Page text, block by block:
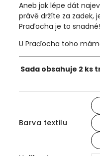
Barva textilu
Aneb jak lépe dát
právě držíte za zadek,
Praďocha je to snadné!
U Praďocha toho
Sada obsahuje 2 ks